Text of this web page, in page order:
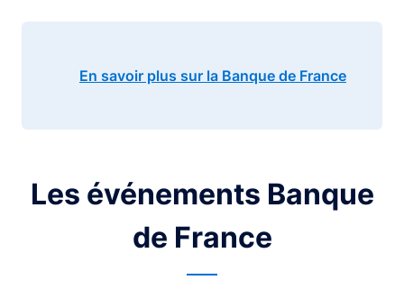
En savoir plus sur la Banque de France
Les événements Banque
de France